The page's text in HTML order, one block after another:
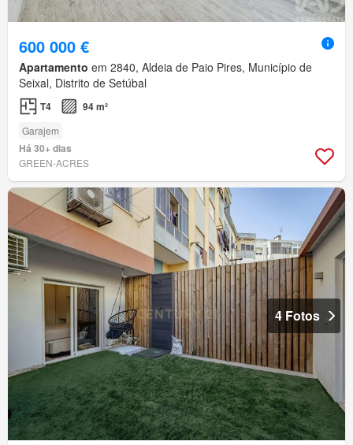
600 000 €
Apartamento em 2840, Aldeia de Paio Pires, Município de
Seixal, Distrito de Setúbal
T4 94 m²
Garajem
Há 30+ dias
GREEN-ACRES
4 Fotos